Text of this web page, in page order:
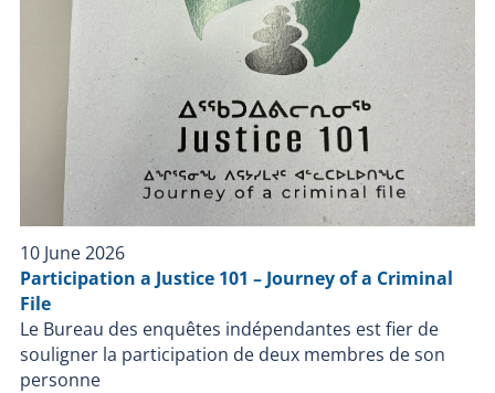
10 June 2026
Participation a Justice 101 – Journey of a Criminal
File
Le Bureau des enquêtes indépendantes est fier de
souligner la participation de deux membres de son
personne